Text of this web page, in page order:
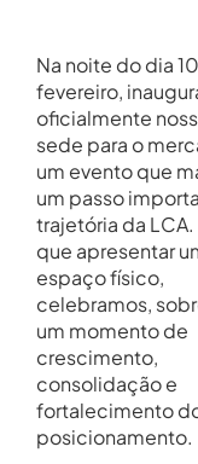
Na noite do dia
fevereiro,
oficialmente
sede para o
um evento que
um passo
trajetória da
que apresentar
espaço físico,
celebramos,
um momento de
crescimento,
consolidação e
fortalecimento
posicionamento.